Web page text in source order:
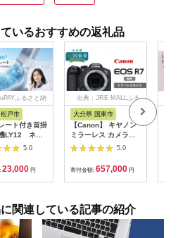
いるおすすめの返礼品
ふるさと納
戸市
ート付き首掛
LY12 ネイ
5.0
23,000 円
出典：JRE MALLふる
さと納税
大分県 国東市
【Canon】 キヤノン
ミラーレス カメラ
EOS R7 ボディー キ
ャノン 一眼 家電
5.0
寄付金額: 657,000 円
関連している記事の紹介